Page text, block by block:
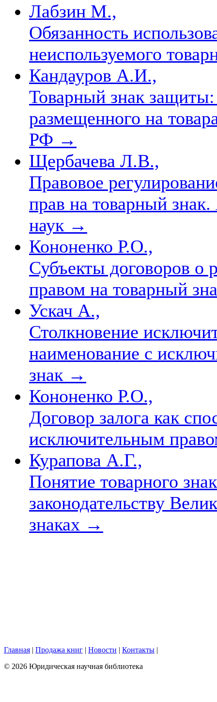
Лабзин М.,
Обязанность
неиспользуемого
Кандауров А.И.,
Товарный знак защиты:
размещенного на
РФ →
Щербачева Л.В.,
Правовое
прав на товарный
наук →
Кононенко Р.О.,
Субъекты договоров о
правом на товарный
Ускач А.,
Столкновение
наименование с
знак →
Кононенко Р.О.,
Договор залога как
исключительным
Курапова А.Г.,
Понятие товарного
законодательству
знаках →
Главная | Продажа книг | Новости | Контакты |
© 2026 Юридическая научная библиотека